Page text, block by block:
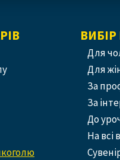
Для
Для
За
За
До
На всі